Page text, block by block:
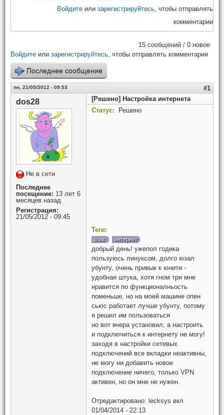
Войдите или зарегистрируйтесь , чтобы отправлять
комментарии
15 сообщений / 0 новое
Войдите или зарегистрируйтесь , чтобы отправлять комментарии
Последнее сообщение
пн, 21/05/2012 - 09:53 #1
dos28
Не в сети
Последнее
посещение: 13 лет 6
месяцев назад
Регистрация:
21/05/2012 - 09:45
[Решено] Настройка интернета
Статус:
Решено
Теги:
linux интернет
добрый день! ужепол годика
пользуюсь линуксом, долго юзал
убунту, очень привык к юнити -
удобная штука, хотя гном три мне
нравится по функционалньость
поменьше, но на моей машине опен
сьюс работает лучше убунту, потому
я решил им пользоваться
но вот вчера установил, а настроить
и подключиться к интернету не могу!
заходя в настройки сетевых
подключений все вкладки неактивны,
не могу ни добавить новое
подключение ничего, только VPN
активен, но он мне не нужен.
Отредактировано: lecksys вкл
01/04/2014 - 22:13